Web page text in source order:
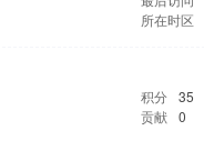
所在时区
积分 35
贡献 0